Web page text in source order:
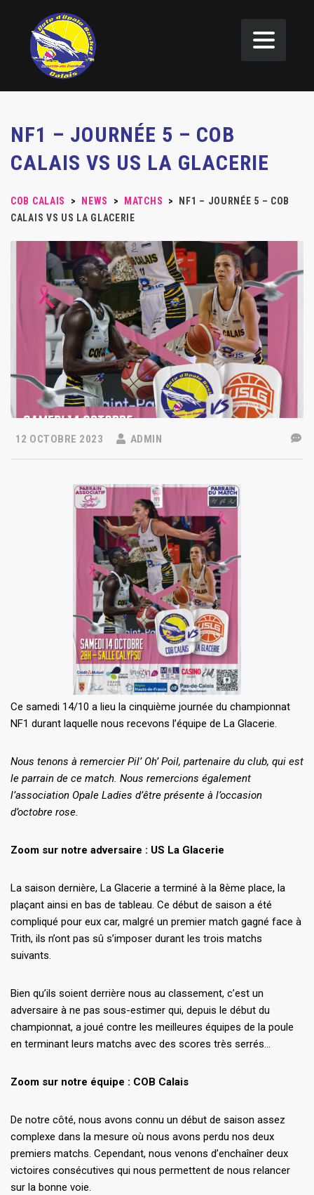
NF1 – JOURNÉE 5 – COB
CALAIS VS US LA GLACERIE
COB CALAIS > NEWS > MATCHS >
NF1 – JOURNÉE 5 – COB
CALAIS VS US LA GLACERIE
12 OCTOBRE 2023 ADMIN
Ce samedi 14/10 a lieu la cinquième journée du championnat
NF1 durant laquelle nous recevons l’équipe de La Glacerie.
Nous tenons à remercier Pil’ Oh’ Poil, partenaire du club, qui est
le parrain de ce match. Nous remercions également
l’association Opale Ladies d’être présente à l’occasion
d’octobre rose.
Zoom sur notre adversaire : US La Glacerie
La saison dernière, La Glacerie a terminé à la 8ème place, la
plaçant ainsi en bas de tableau. Ce début de saison a été
compliqué pour eux car, malgré un premier match gagné face à
Trith, ils n’ont pas sû s’imposer durant les trois matchs
suivants.
Bien qu’ils soient derrière nous au classement, c’est un
adversaire à ne pas sous-estimer qui, depuis le début du
championnat, a joué contre les meilleures équipes de la poule
en terminant leurs matchs avec des scores très serrés…
Zoom sur notre équipe : COB Calais
De notre côté, nous avons connu un début de saison assez
complexe dans la mesure où nous avons perdu nos deux
premiers matchs. Cependant, nous venons d’enchaîner deux
victoires consécutives qui nous permettent de nous relancer
sur la bonne voie.